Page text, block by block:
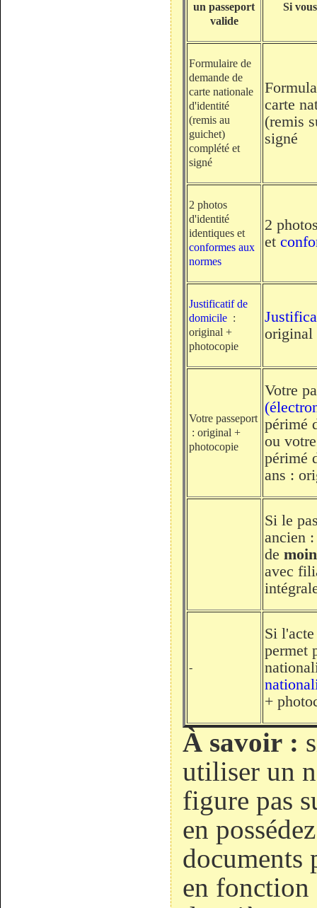
un passeport
valide
Si
Formulaire de
demande de
carte nationale
d'identité
(remis au
guichet)
complété et
signé
carte
(remis
signé
2 photos
d'identité
identiques et
conformes aux
normes
2
et
Justificatif de
domicile :
original +
photocopie
original
Votre passeport
: original +
photocopie
Votre
périmé
ou
périmé
ans :
Si le
ancien
de
avec
-
Si
permet
+
À savoir :
utiliser un
figure pas
en
documents
en fonction